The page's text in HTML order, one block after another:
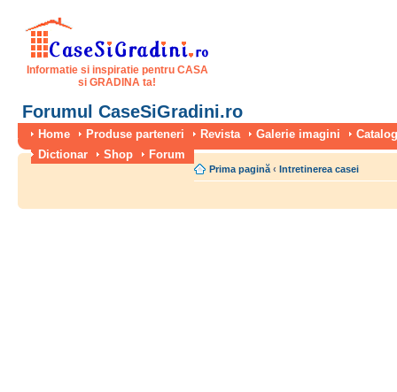
Informatie si inspiratie pentru CASA
si GRADINA ta!
Forumul CaseSiGradini.ro
Home Produse parteneri Revista Galerie imagini
Dictionar
Shop Forum
Prima pagină ‹ Intretinerea casei